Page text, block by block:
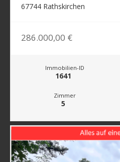
67744 Rathskirchen
286.000,00 €
Immobilien-ID
1641
Zimmer
5